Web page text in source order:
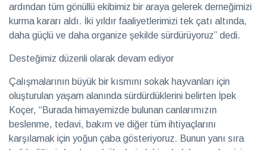
sahneden
fazlası
28 Temmuz
2026
Kültür &
Sanat
kültürleri
keşfetmeyi
seviyorum
2026
Soru
Cevap
ardından tüm gönüllü ekibimiz bir araya gelerek derneğimizi
kurma kararı aldı. İki yıldır faaliyetlerimizi tek çatı altında,
daha güçlü ve daha organize şekilde sürdürüyoruz” dedi.
Desteğimiz düzenli olarak devam ediyor
Çalışmalarının büyük bir kısmını sokak hayvanları için
oluşturulan yaşam alanında sürdürdüklerini belirten İpek
Koçer, “Burada himayemizde bulunan canlarımızın
beslenme, tedavi, bakım ve diğer tüm ihtiyaçlarını
karşılamak için yoğun çaba gösteriyoruz. Bunun yanı sıra